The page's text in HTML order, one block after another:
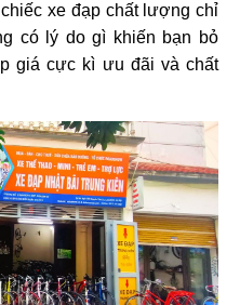
xe đạp chất lượng chỉ
có lý do gì khiến bạn bỏ
giá cực kì ưu đãi và chất